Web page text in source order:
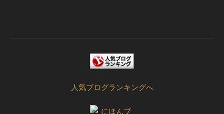
人気ブログランキングへ